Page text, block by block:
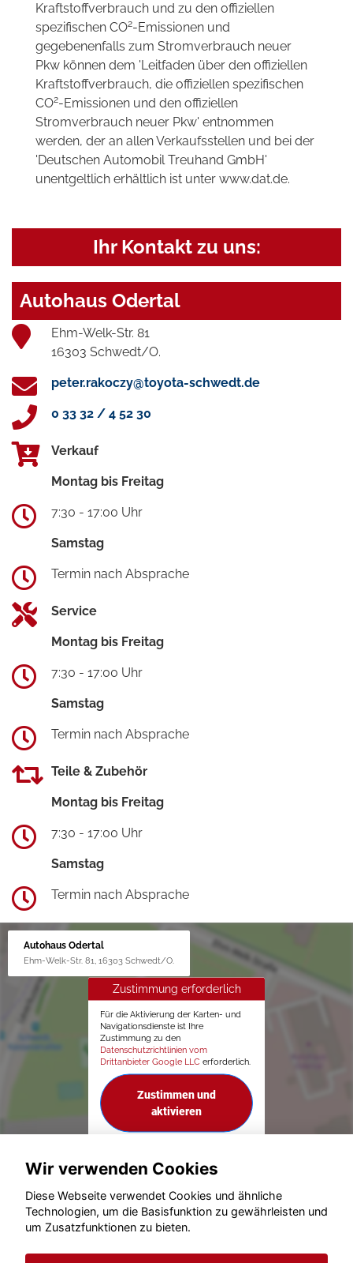
Kraftstoffverbrauch und zu den offiziellen
spezifischen CO2-Emissionen und
gegebenenfalls zum Stromverbrauch neuer
Pkw können dem 'Leitfaden über den offiziellen
Kraftstoffverbrauch, die offiziellen spezifischen
CO2-Emissionen und den offiziellen
Stromverbrauch neuer Pkw' entnommen
werden, der an allen Verkaufsstellen und bei der
'Deutschen Automobil Treuhand GmbH'
unentgeltlich erhältlich ist unter www.dat.de.
Ihr Kontakt zu uns:
Autohaus Odertal
Ehm-Welk-Str. 81
16303 Schwedt/O.
peter.rakoczy@toyota-schwedt.de
0 33 32 / 4 52 30
Verkauf
Montag bis Freitag
7:30 - 17:00 Uhr
Samstag
Termin nach Absprache
Service
Montag bis Freitag
7:30 - 17:00 Uhr
Samstag
Termin nach Absprache
Teile & Zubehör
Montag bis Freitag
7:30 - 17:00 Uhr
Samstag
Termin nach Absprache
Autohaus Odertal
Ehm-Welk-Str. 81, 16303 Schwedt/O.
Zustimmung erforderlich
Für die Aktivierung der Karten- und
Navigationsdienste ist Ihre
Zustimmung zu den
Datenschutzrichtlinien vom
Drittanbieter Google LLC erforderlich.
Zustimmen und
aktivieren
© konjunkturmotor.de GmbH 2020 - 2026
Wir verwenden Cookies
Diese Webseite verwendet Cookies und ähnliche
Technologien, um die Basisfunktion zu gewährleisten und
um Zusatzfunktionen zu bieten.